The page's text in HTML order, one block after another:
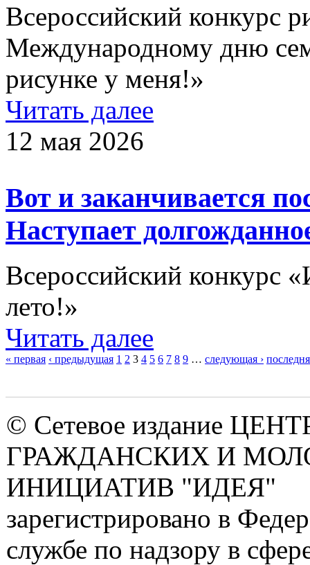
Всероссийский конкурс
Международному дню
рисунке у меня!»
Читать далее
12 мая 2026
Вот и заканчивается
Наступает
Всероссийский конкурс
лето!»
Читать далее
« первая ‹ предыдущая 1 2 3 4 5 6 7 8 9 … следующая ›
© Сетевое издание
ГРАЖДАНСКИХ И
ИНИЦИАТИВ "ИДЕЯ"
зарегистрировано в
службе по надзору в